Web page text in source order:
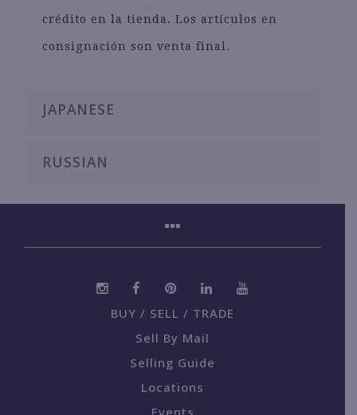
crédito en la tienda. Los artículos en
consignación son venta final.
JAPANESE
RUSSIAN
BUY / SELL / TRADE
Sell By Mail
Selling Guide
Locations